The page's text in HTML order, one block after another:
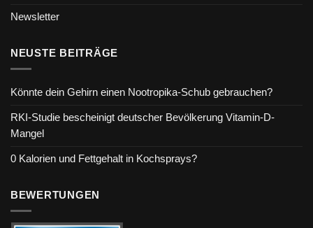
Newsletter
NEUSTE BEITRÄGE
Könnte dein Gehirn einen Nootropika-Schub gebrauchen?
RKI-Studie bescheinigt deutscher Bevölkerung Vitamin-D-
Mangel
0 Kalorien und Fettgehalt in Kochsprays?
BEWERTUNGEN